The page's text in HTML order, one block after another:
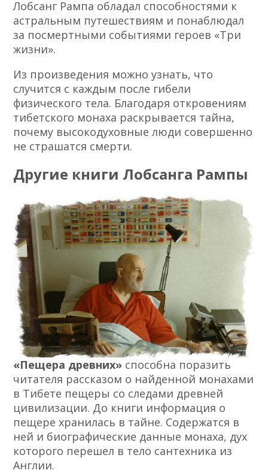
Лобсанг Рампа обладал способностями к
астральным путешествиям и понаблюдал
за посмертными событиями героев «Три
жизни».
Из произведения можно узнать, что
случится с каждым после гибели
физического тела. Благодаря откровениям
тибетского монаха раскрывается тайна,
почему высокодуховные люди совершенно
не страшатся смерти.
Другие книги Лобсанга Рампы
«Пещера древних» способна поразить
читателя рассказом о найденной монахами
в Тибете пещеры со следами древней
цивилизации. До книги информация о
пещере хранилась в тайне. Содержатся в
ней и биографические данные монаха, дух
которого перешел в тело сантехника из
Англии.